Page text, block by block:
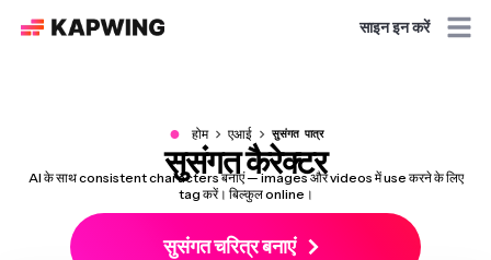
साइन इन करें
● होम एआई सुसंगत पात्र
सुसंगत कैरेक्टर
AI के साथ consistent characters बनाएं — images और videos में use करने के लिए
tag करें। बिल्कुल online।
सुसंगत चरित्र बनाएं